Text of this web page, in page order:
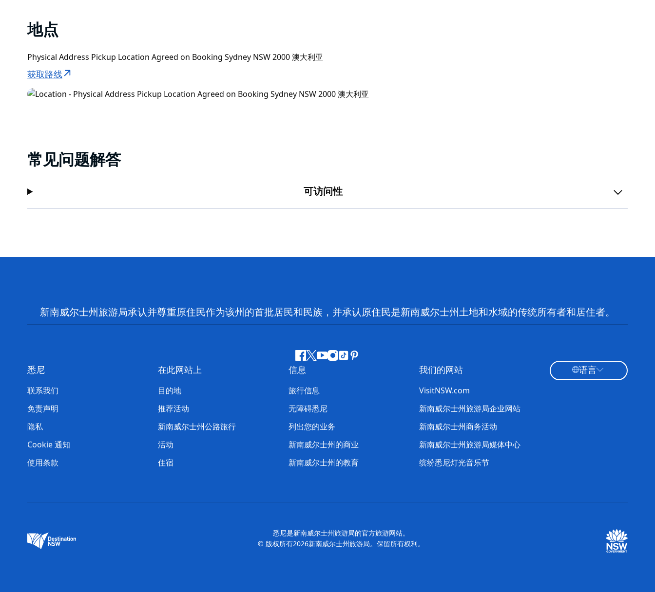
地点
Physical Address Pickup Location Agreed on Booking Sydney NSW 2000 澳大利亚
获取路线
常见问题解答
可访问性
新南威尔士州旅游局承认并尊重原住民作为该州的首批居民和民族，并承认原住民是新南威尔士州土地和水域的传统所有者和居住者。
Facebook
叽
喳
喳
YouTube
Instagram
抖 Pinterest
悉尼
联系我们
免责声明
隐私
Cookie 通知
使用条款
在此网站上
目的地
推荐活动
新南威尔士州公路旅行
活动
住宿
信息
旅行信息
无障碍悉尼
列出您的业务
新南威尔士州的商业
新南威尔士州的教育
我们的网站
VisitNSW.com
新南威尔士州旅游局企业网站
新南威尔士州商务活动
新南威尔士州旅游局媒体中心
缤纷悉尼灯光音乐节
语言
悉尼是新南威尔士州旅游局的官方旅游网站。
© 版权所有2026新南威尔士州旅游局。保留所有权利。